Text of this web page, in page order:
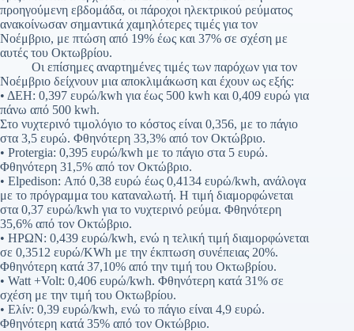
προηγούμενη εβδομάδα, οι πάροχοι ηλεκτρικού ρεύματος
ανακοίνωσαν σημαντικά χαμηλότερες τιμές για τον
Νοέμβριο, με πτώση από 19% έως και 37% σε σχέση με
αυτές του Οκτωβρίου.
Οι επίσημες αναρτημένες τιμές των παρόχων για τον
Νοέμβριο δείχνουν μια αποκλιμάκωση και έχουν ως εξής:
• ΔΕΗ: 0,397 ευρώ/kwh για έως 500 kwh και 0,409 ευρώ για
πάνω από 500 kwh.
Στο νυχτερινό τιμολόγιο το κόστος είναι 0,356, με το πάγιο
στα 3,5 ευρώ. Φθηνότερη 33,3% από τον Οκτώβριο.
• Protergia: 0,395 ευρώ/kwh με το πάγιο στα 5 ευρώ.
Φθηνότερη 31,5% από τον Οκτώβριο.
• Elpedison: Από 0,38 ευρώ έως 0,4134 ευρώ/kwh, ανάλογα
με το πρόγραμμα του καταναλωτή. Η τιμή διαμορφώνεται
στα 0,37 ευρώ/kwh για το νυχτερινό ρεύμα. Φθηνότερη
35,6% από τον Οκτώβριο.
• ΗΡΩΝ: 0,439 ευρώ/kwh, ενώ η τελική τιμή διαμορφώνεται
σε 0,3512 ευρώ/KWh με την έκπτωση συνέπειας 20%.
Φθηνότερη κατά 37,10% από την τιμή του Οκτωβρίου.
• Watt +Volt: 0,406 ευρώ/kwh. Φθηνότερη κατά 31% σε
σχέση με την τιμή του Οκτωβρίου.
• Ελίν: 0,39 ευρώ/kwh, ενώ το πάγιο είναι 4,9 ευρώ.
Φθηνότερη κατά 35% από τον Οκτώβριο.